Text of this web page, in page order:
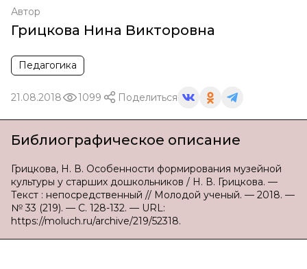
Автор
Грицкова Нина Викторовна
Педагогика
21.08.2018 1099 Поделиться
Библиографическое описание
Грицкова, Н. В. Особенности формирования музейной
культуры у старших дошкольников / Н. В. Грицкова. —
Текст : непосредственный // Молодой ученый. — 2018. —
№ 33 (219). — С. 128-132. — URL:
https://moluch.ru/archive/219/52318.